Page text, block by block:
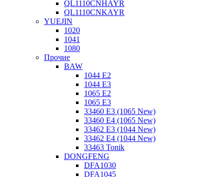
QL1110CNHAYR
QL1110CNKAYR
YUEJIN
1020
1041
1080
Прочие
BAW
1044 E2
1044 E3
1065 E2
1065 E3
33460 E3 (1065 New)
33460 E4 (1065 New)
33462 E3 (1044 New)
33462 E4 (1044 New)
33463 Tonik
DONGFENG
DFA1030
DFA1045